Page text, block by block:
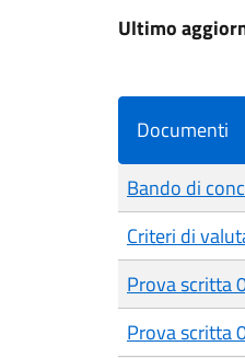
Ultimo
Documenti
Bando di
Criteri di
Prova scritta
Prova scritta